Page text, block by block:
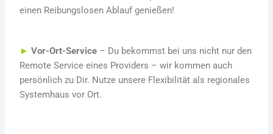
einen Reibungslosen Ablauf genießen!
► Vor-Ort-Service – Du bekommst bei uns nicht nur den
Remote Service eines Providers – wir kommen auch
persönlich zu Dir. Nutze unsere Flexibilität als regionales
Systemhaus vor Ort.